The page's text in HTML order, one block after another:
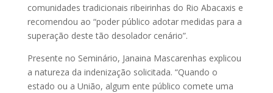
comunidades tradicionais ribeirinhas do Rio Abacaxis e
recomendou ao “poder público adotar medidas para a
superação deste tão desolador cenário”.
Presente no Seminário, Janaina Mascarenhas explicou
a natureza da indenização solicitada. “Quando o
estado ou a União, algum ente público comete uma